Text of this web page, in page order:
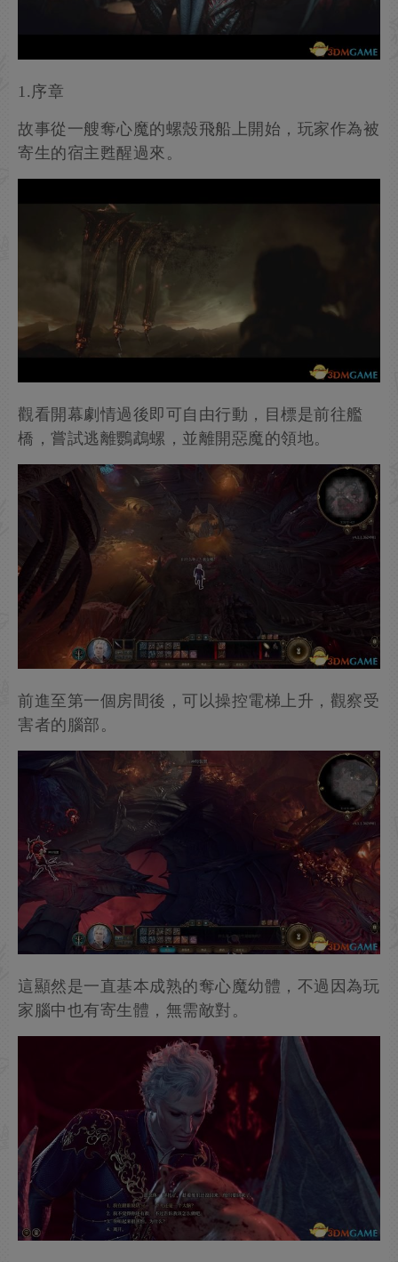
1.序章
故事從一艘奪心魔的螺殼飛船上開始，玩家作為被
寄生的宿主甦醒過來。
觀看開幕劇情過後即可自由行動，目標是前往艦
橋，嘗試逃離鸚鵡螺，並離開惡魔的領地。
前進至第一個房間後，可以操控電梯上升，觀察受
害者的腦部。
這顯然是一直基本成熟的奪心魔幼體，不過因為玩
家腦中也有寄生體，無需敵對。